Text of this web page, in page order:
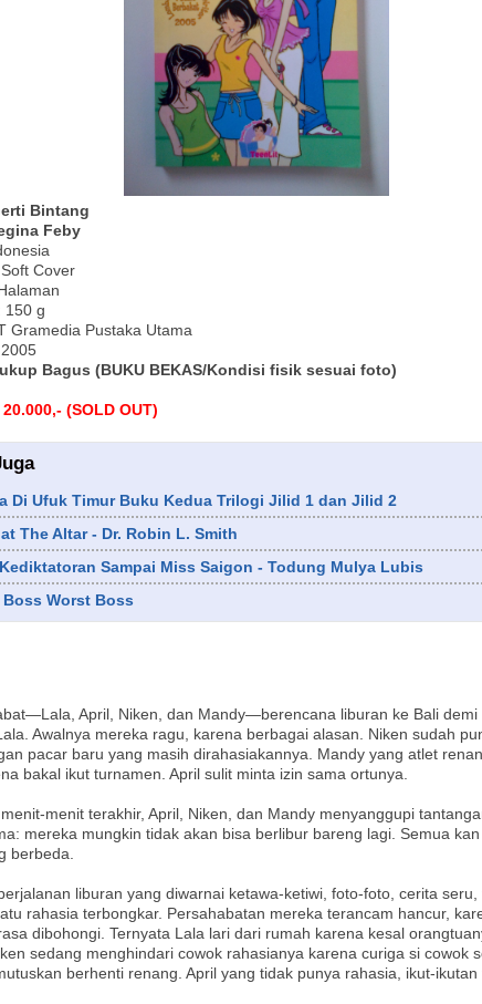
Bintang
Feby
Cover
150 g
Gramedia Pustaka Utama
Bagus (BUKU BEKAS/Kondisi fisik sesuai foto)
20.000,- (SOLD OUT)
Di Ufuk Timur Buku Kedua Trilogi Jilid 1 dan Jilid 2
The Altar - Dr. Robin L. Smith
Sampai Miss Saigon - Todung Mulya Lubis
Boss Worst Boss
April, Niken, dan Mandy—berencana liburan ke Bali demi
Awalnya mereka ragu, karena berbagai alasan. Niken sudah
pacar baru yang masih dirahasiakannya. Mandy yang atlet
bakal ikut turnamen. April sulit minta izin sama ortunya.
menit terakhir, April, Niken, dan Mandy menyanggupi
mereka mungkin tidak akan bisa berlibur bareng lagi. Semua
berbeda.
liburan yang diwarnai ketawa-ketiwi, foto-foto, cerita seru,
rahasia terbongkar. Persahabatan mereka terancam hancur,
dibohongi. Ternyata Lala lari dari rumah karena kesal
sedang menghindari cowok rahasianya karena curiga si cowok
berhenti renang. April yang tidak punya rahasia, ikut-ikutan